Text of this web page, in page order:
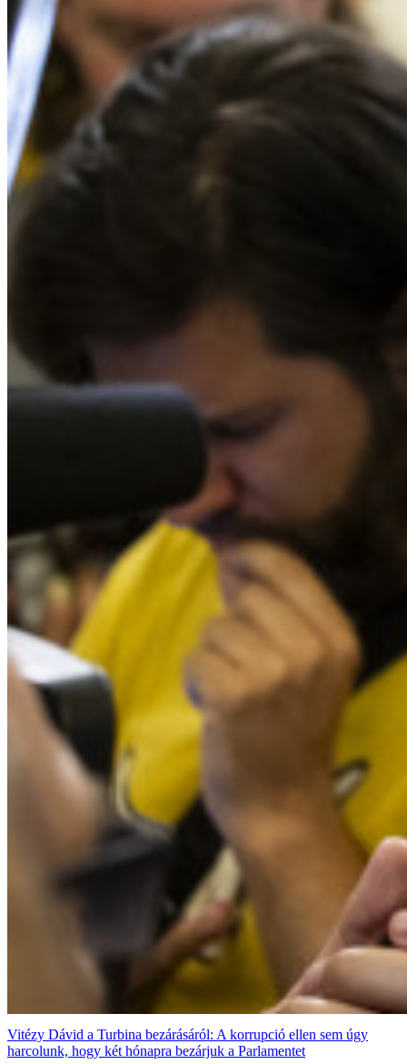
Vitézy Dávid a Turbina bezárásáról: A korrupció ellen sem úgy
harcolunk, hogy két hónapra bezárjuk a Parlamentet